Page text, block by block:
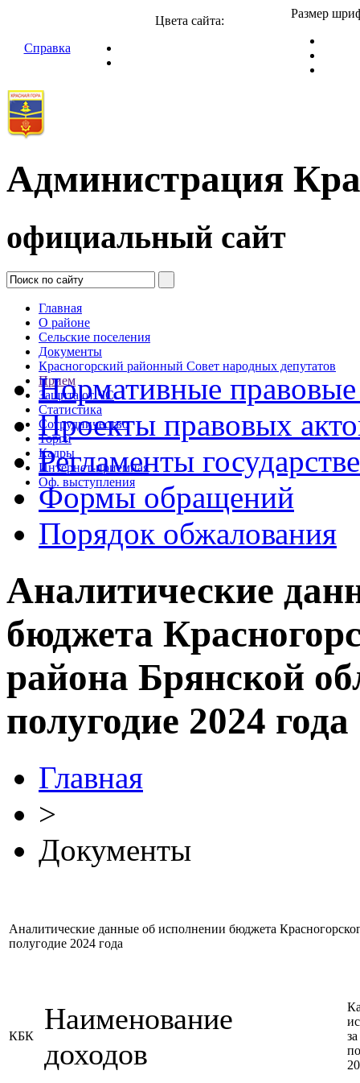
Справка
Цвета сайта:
Размер
Администрация
официальный сайт
Главная
О районе
Сельские поселения
Документы
Красногорский районный Совет народных депутатов
Прием
Защита от ЧС
Статистика
Сотрудничество
Торги
Кадры
Интернет-приемная
Оф. выступления
Нормативные
Проекты правовых
Регламенты
Формы обращений
Порядок обжалования
Аналитические
бюджета
района Брянской
полугодие 2024 года
Главная
>
Документы
Аналитические данные об исполнении бюджета
полугодие 2024 года
КБК
Наименование
доходов